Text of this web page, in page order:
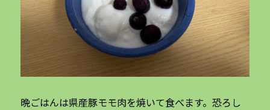
晩ごはんは県産豚モモ肉を焼いて食べます。恐ろし